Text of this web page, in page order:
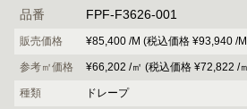
品番 FPF-F3626-001
販売価格 ¥85,400 /M (税込価格 ¥93,940 /
参考㎡価格 ¥66,202 /㎡ (税込価格 ¥72,822 /
種類 ドレープ